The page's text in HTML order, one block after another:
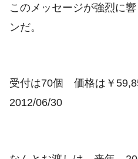
このメッセージが強烈に
ンだ。
受付は70個 価格は￥
2012/06/30